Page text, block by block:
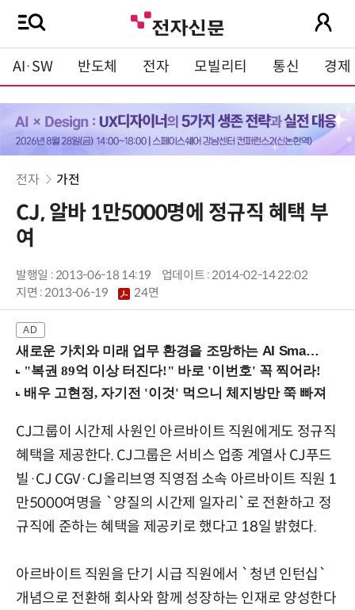
AI·SW 반도체 전자 모빌리티 통신 경제
전자 가전
CJ, 알바 1만5000명에 정규직 혜택 부
여
발행일 : 2013-06-18 14:19
업데이트 : 2014-02-14 22:02
지면 :2013-06-19 24면
새로운 가치와 미래 업무 환경을 조망하는 AI Smart Work Summit 2026 (9/11 코엑스)
CJ그룹이 시간제 사원인 아르바이트 직원에게도 정규직
혜택을 제공한다. CJ그룹은 서비스 업종 계열사 CJ푸드
빌·CJ CGV·CJ올리브영 직영점 소속 아르바이트 직원 1
만5000여명을 `양질의 시간제 일자리`로 전환하고 정
규직에 준하는 혜택을 제공키로 했다고 18일 밝혔다.
아르바이트 직원을 단기 시급 직원에서 `청년 인턴십`
개념으로 전환해 회사와 함께 성장하는 인재로 양성한다